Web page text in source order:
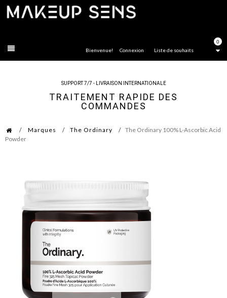
0
Liste de souhaits
Bienvenue! Connexion
SUPPORT 7/7 - LIVRAISON INTERNATIONALE
TRAITEMENT RAPIDE DES
COMMANDES
Marques The Ordinary
The Ordinary 100% L-Ascorbic Acid
Powder